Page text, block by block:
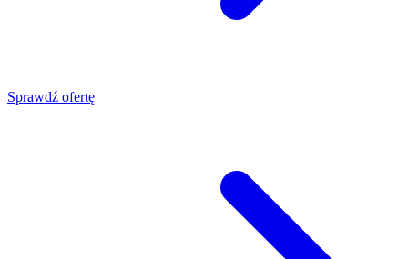
Sprawdź ofertę